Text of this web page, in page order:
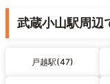
武蔵小山駅周辺
戸越駅(47)